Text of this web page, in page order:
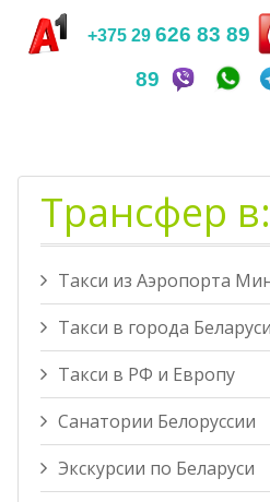
+375 29 626 83 89
89
Трансфер в:
Такси из Аэропорта
Такси в города Беларуси
Такси в РФ и Европу
Санатории Белоруссии
Экскурсии по Беларуси